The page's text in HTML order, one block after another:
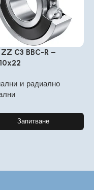
ZZ C3 BBC-R –
и радиално
Запитване